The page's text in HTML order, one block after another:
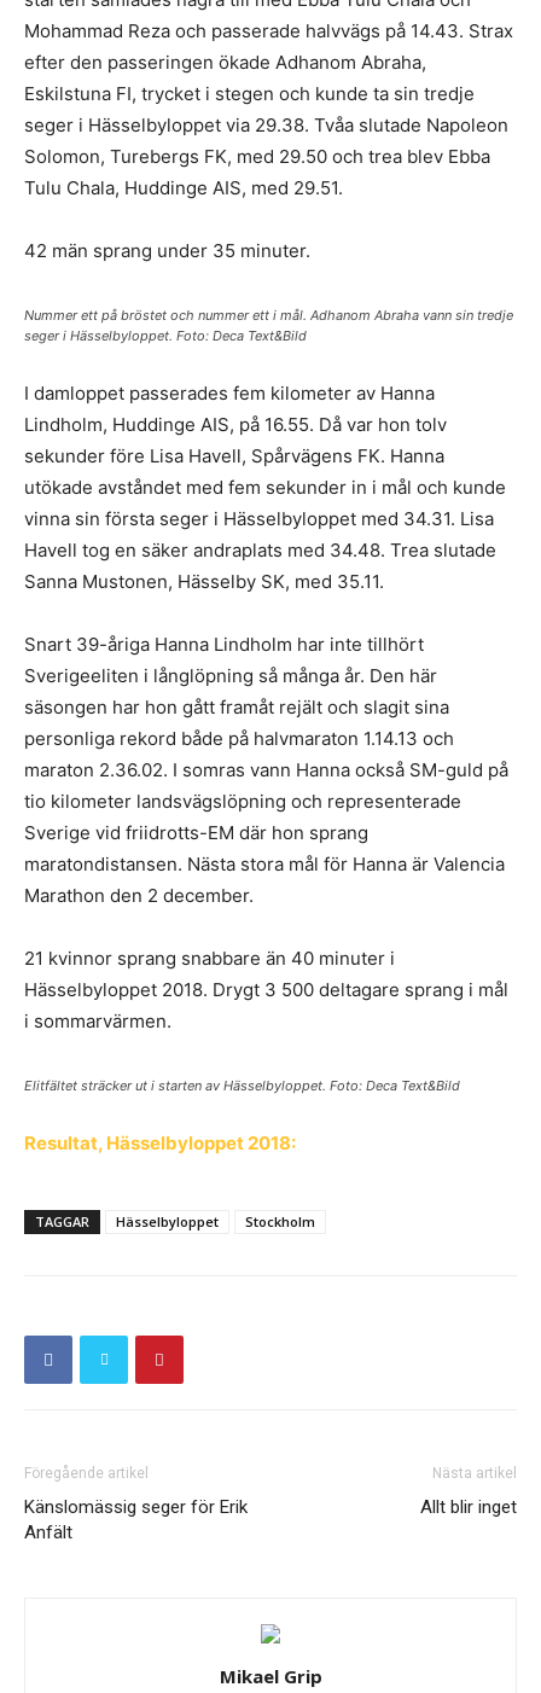
Mohammad Reza och passerade halvvägs på 14.43. Strax
efter den passeringen ökade Adhanom Abraha,
Eskilstuna FI, trycket i stegen och kunde ta sin tredje
seger i Hässelbyloppet via 29.38. Tvåa slutade Napoleon
Solomon, Turebergs FK, med 29.50 och trea blev Ebba
Tulu Chala, Huddinge AIS, med 29.51.
42 män sprang under 35 minuter.
Nummer ett på bröstet och nummer ett i mål. Adhanom Abraha vann sin tredje
seger i Hässelbyloppet. Foto: Deca Text&Bild
I damloppet passerades fem kilometer av Hanna
Lindholm, Huddinge AIS, på 16.55. Då var hon tolv
sekunder före Lisa Havell, Spårvägens FK. Hanna
utökade avståndet med fem sekunder in i mål och kunde
vinna sin första seger i Hässelbyloppet med 34.31. Lisa
Havell tog en säker andraplats med 34.48. Trea slutade
Sanna Mustonen, Hässelby SK, med 35.11.
Snart 39-åriga Hanna Lindholm har inte tillhört
Sverigeeliten i långlöpning så många år. Den här
säsongen har hon gått framåt rejält och slagit sina
personliga rekord både på halvmaraton 1.14.13 och
maraton 2.36.02. I somras vann Hanna också SM-guld på
tio kilometer landsvägslöpning och representerade
Sverige vid friidrotts-EM där hon sprang
maratondistansen. Nästa stora mål för Hanna är Valencia
Marathon den 2 december.
21 kvinnor sprang snabbare än 40 minuter i
Hässelbyloppet 2018. Drygt 3 500 deltagare sprang i mål
i sommarvärmen.
Elitfältet sträcker ut i starten av Hässelbyloppet. Foto: Deca Text&Bild
Resultat, Hässelbyloppet 2018:
TAGGAR Hässelbyloppet Stockholm
Föregående artikel
Känslomässig seger för Erik
Anfält
Nästa artikel
Allt blir inget
Mikael Grip